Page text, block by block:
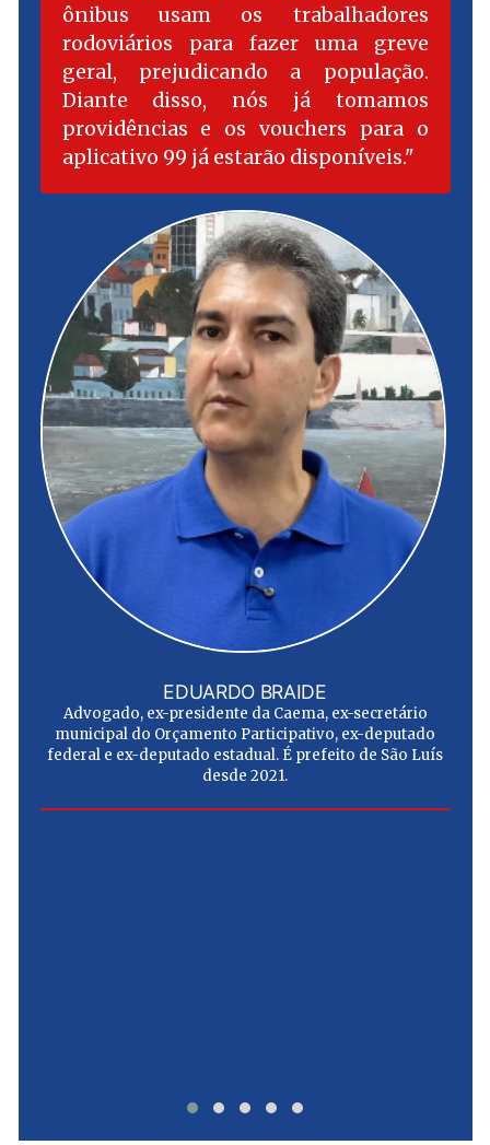
ônibus usam os trabalhadores
rodoviários para fazer uma greve
geral, prejudicando a população.
Diante disso, nós já tomamos
providências e os vouchers para o
aplicativo 99 já estarão disponíveis.
EDUARDO BRAIDE
Advogado, ex-presidente da Caema, ex-secretário
municipal do Orçamento Participativo, ex-deputado
federal e ex-deputado estadual. É prefeito de São Luís
desde 2021.